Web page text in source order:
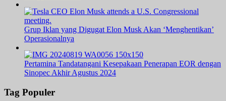
Grup Iklan yang Digugat Elon Musk Akan ‘Menghentikan’
Operasionalnya
Pertamina Tandatangani Kesepakaan Penerapan EOR dengan
Sinopec Akhir Agustus 2024
Tag Populer